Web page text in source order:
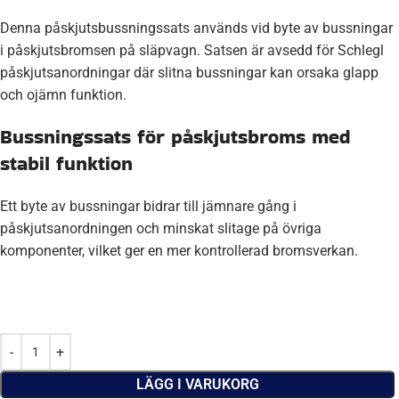
Denna påskjutsbussningssats används vid byte av bussningar
i påskjutsbromsen på släpvagn. Satsen är avsedd för Schlegl
påskjutsanordningar där slitna bussningar kan orsaka glapp
och ojämn funktion.
Bussningssats för påskjutsbroms med
stabil funktion
Ett byte av bussningar bidrar till jämnare gång i
påskjutsanordningen och minskat slitage på övriga
komponenter, vilket ger en mer kontrollerad bromsverkan.
LÄGG I VARUKORG